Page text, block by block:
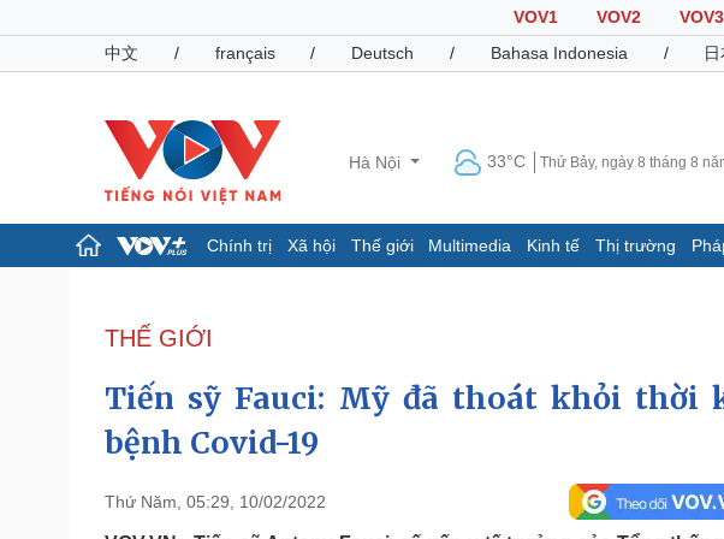
VOV1 VOV2 VOV3
中文
/ français / Deutsch / Bahasa Indonesia /
Hà Nội 33°C Thứ Bảy, ngày 8 tháng 8
Chính trị Xã hội Thế giới Multimedia Kinh tế Thị trường
Đảng
Tổ chức nhân sự
Quốc hội
Nhận diện sự thật
Dấu ấn VOV
Hồ sơ
Pháp luật
Thể thao
THẾ GIỚI
Tiến sỹ Fauci: Mỹ đã thoát khỏi thời
bệnh Covid-19
Thứ Năm, 05:29, 10/02/2022